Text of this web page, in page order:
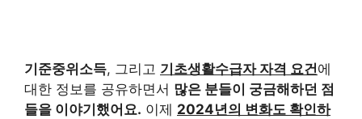
기준중위소득, 그리고 기초생활수급자 자격 요건에
대한 정보를 공유하면서 많은 분들이 궁금해하던 점
들을 이야기했어요. 이제 2024년의 변화도 확인하